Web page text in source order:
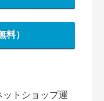
料）
トショップ運